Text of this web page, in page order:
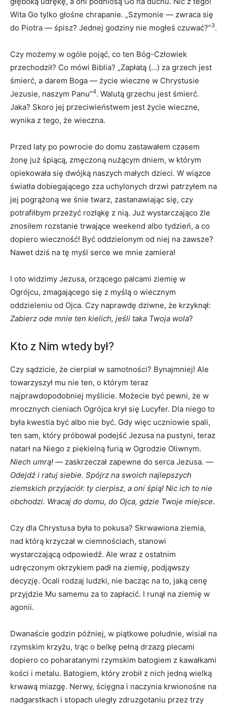
Wita Go tylko głośne chrapanie. „Szymonie — zwraca się
do Piotra — śpisz? Jednej godziny nie mogłeś czuwać?”3.
Czy możemy w ogóle pojąć, co ten Bóg-Człowiek
przechodził? Co mówi Biblia? „Zapłatą (…) za grzech jest
śmierć, a darem Boga — życie wieczne w Chrystusie
Jezusie, naszym Panu”4. Walutą grzechu jest śmierć.
Jaka? Skoro jej przeciwieństwem jest życie wieczne,
wynika z tego, że wieczna.
Przed laty po powrocie do domu zastawałem czasem
żonę już śpiącą, zmęczoną nużącym dniem, w którym
opiekowała się dwójką naszych małych dzieci. W wiązce
światła dobiegającego zza uchylonych drzwi patrzyłem na
jej pogrążoną we śnie twarz, zastanawiając się, czy
potrafiłbym przeżyć rozłąkę z nią. Już wystarczająco źle
znosiłem rozstanie trwające weekend albo tydzień, a co
dopiero wieczność! Być oddzielonym od niej na zawsze?
Nawet dziś na tę myśl serce we mnie zamiera!
I oto widzimy Jezusa, orzącego palcami ziemię w
Ogrójcu, zmagającego się z myślą o wiecznym
oddzieleniu od Ojca. Czy naprawdę dziwne, że krzyknął:
Zabierz ode mnie ten kielich, jeśli taka Twoja wola?
Kto z Nim wtedy był?
Czy sądzicie, że cierpiał w samotności? Bynajmniej! Ale
towarzyszył mu nie ten, o którym teraz
najprawdopodobniej myślicie. Możecie być pewni, że w
mrocznych cieniach Ogrójca krył się Lucyfer. Dla niego to
była kwestia być albo nie być. Gdy więc uczniowie spali,
ten sam, który próbował podejść Jezusa na pustyni, teraz
natarł na Niego z piekielną furią w Ogrodzie Oliwnym.
Niech umrą! — zaskrzeczał zapewne do serca Jezusa. —
Odejdź i ratuj siebie. Spójrz na swoich najlepszych
ziemskich przyjaciół: ty cierpisz, a oni śpią! Nic ich to nie
obchodzi. Wracaj do domu, do Ojca, gdzie Twoje miejsce.
Czy dla Chrystusa była to pokusa? Skrwawiona ziemia,
nad którą krzyczał w ciemnościach, stanowi
wystarczającą odpowiedź. Ale wraz z ostatnim
udręczonym okrzykiem padł na ziemię, podjąwszy
decyzję. Ocali rodzaj ludzki, nie bacząc na to, jaką cenę
przyjdzie Mu samemu za to zapłacić. I runął na ziemię w
agonii.
Dwanaście godzin później, w piątkowe południe, wisiał na
rzymskim krzyżu, trąc o belkę pełną drzazg plecami
dopiero co poharatanymi rzymskim batogiem z kawałkami
kości i metalu. Batogiem, który zrobił z nich jedną wielką
krwawą miazgę. Nerwy, ścięgna i naczynia krwionośne na
nadgarstkach i stopach uległy zdruzgotaniu przez trzy